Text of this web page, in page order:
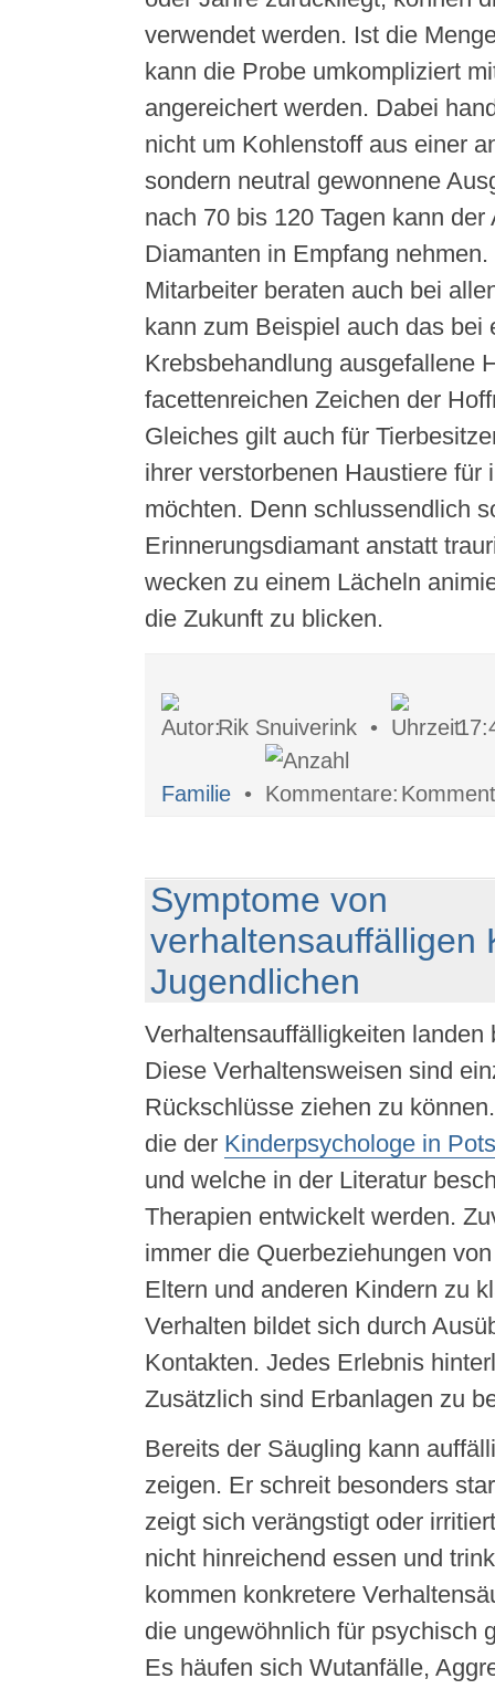
verwendet werden. Ist die
kann die Probe umkompliziert
angereichert werden. Dabei
nicht um Kohlenstoff aus einer
sondern neutral gewonnene
nach 70 bis 120 Tagen kann
Diamanten in Empfang
Mitarbeiter beraten auch bei
kann zum Beispiel auch das bei
Krebsbehandlung ausgefallene
facettenreichen Zeichen der
Gleiches gilt auch für
ihrer verstorbenen Haustiere für
möchten. Denn schlussendlich
Erinnerungsdiamant anstatt
wecken zu einem Lächeln
die Zukunft zu blicken.
Rik Snuiverink •
Familie•
Symptome von
verhaltensauffälligen
Jugendlichen
Verhaltensauffälligkeiten landen
Diese Verhaltensweisen sind
Rückschlüsse ziehen zu
die der Kinderpsychologe in
und welche in der Literatur
Therapien entwickelt werden.
immer die Querbeziehungen
Eltern und anderen Kindern zu
Verhalten bildet sich durch
Kontakten. Jedes Erlebnis
Zusätzlich sind Erbanlagen zu
Bereits der Säugling kann
zeigen. Er schreit besonders
zeigt sich verängstigt oder
nicht hinreichend essen und
kommen konkretere
die ungewöhnlich für psychisch
Es häufen sich Wutanfälle,